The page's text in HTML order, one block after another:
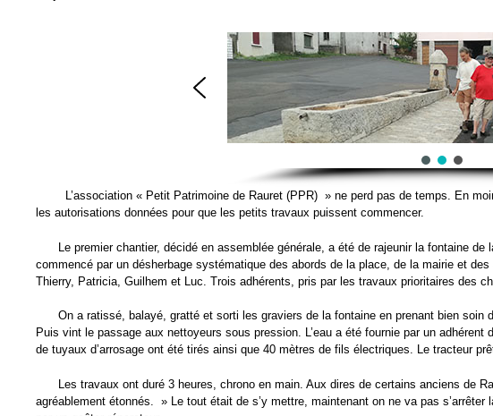
L’association « Petit Patrimoine de Rauret (PPR) » ne perd pas de temps. En
les autorisations données pour que les petits travaux puissent commencer.
Le premier chantier, décidé en assemblée générale, a été de rajeunir la fontaine
commencé par un désherbage systématique des abords de la place, de la mairie et
Thierry, Patricia, Guilhem et Luc. Trois adhérents, pris par les travaux prioritaires des
On a ratissé, balayé, gratté et sorti les graviers de la fontaine en prenant bien soin
Puis vint le passage aux nettoyeurs sous pression. L’eau a été fournie par un
de tuyaux d’arrosage ont été tirés ainsi que 40 mètres de fils électriques. Le tracteur
Les travaux ont duré 3 heures, chrono en main. Aux dires de certains anciens de
agréablement étonnés. » Le tout était de s’y mettre, maintenant on ne va pas